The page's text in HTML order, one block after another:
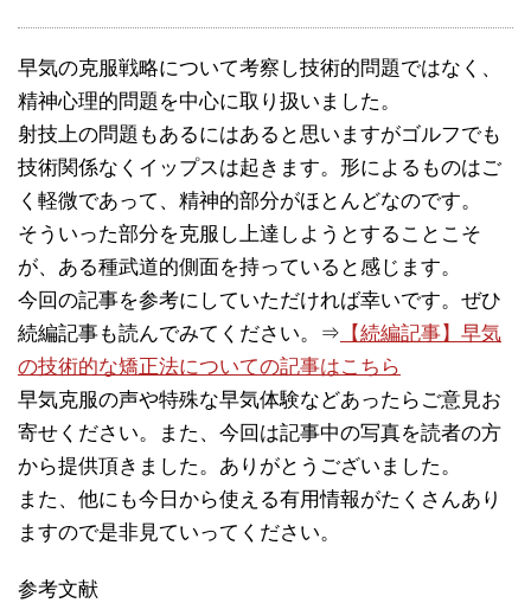
早気の克服戦略について考察し技術的問題ではなく、
精神心理的問題を中心に取り扱いました。
射技上の問題もあるにはあると思いますがゴルフでも
技術関係なくイップスは起きます。形によるものはご
く軽微であって、精神的部分がほとんどなのです。
そういった部分を克服し上達しようとすることこそ
が、ある種武道的側面を持っていると感じます。
今回の記事を参考にしていただければ幸いです。ぜひ
続編記事も読んでみてください。⇒ 【続編記事】早気
の技術的な矯正法についての記事はこちら
早気克服の声や特殊な早気体験などあったらご意見お
寄せください。また、今回は記事中の写真を読者の方
から提供頂きました。ありがとうございました。
また、他にも今日から使える有用情報がたくさんあり
ますので是非見ていってください。
参考文献